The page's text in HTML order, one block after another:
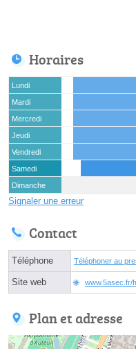
Horaires
Lundi
Mardi
Mercredi
Jeudi
Vendredi
Samedi
Dimanche
Signaler une erreur
Contact
Téléphone Téléphoner au
Site web www.5asec.fr/
Plan et adresse